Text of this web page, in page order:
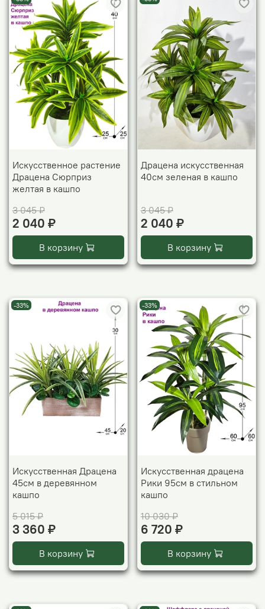
Искусственное растение
Драцена Сюрприз
желтая в кашпо
3 045 ₽
2 040 ₽
В корзину
Драцена искусственная
40см зеленая в кашпо
3 045 ₽
2 040 ₽
В корзину
-33%
Искусственная Драцена
45см в деревянном
кашпо
5 015 ₽
3 360 ₽
В корзину
-33%
Искусственная драцена
Рики 95см в стильном
кашпо
10 030 ₽
6 720 ₽
В корзину